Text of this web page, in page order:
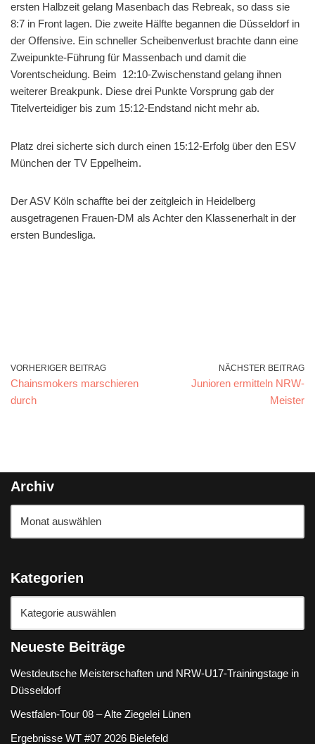
ersten Halbzeit gelang Masenbach das Rebreak, so dass sie
8:7 in Front lagen. Die zweite Hälfte begannen die Düsseldorf in
der Offensive. Ein schneller Scheibenverlust brachte dann eine
Zweipunkte-Führung für Massenbach und damit die
Vorentscheidung. Beim 12:10-Zwischenstand gelang ihnen
weiterer Breakpunk. Diese drei Punkte Vorsprung gab der
Titelverteidiger bis zum 15:12-Endstand nicht mehr ab.
Platz drei sicherte sich durch einen 15:12-Erfolg über den ESV
München der TV Eppelheim.
Der ASV Köln schaffte bei der zeitgleich in Heidelberg
ausgetragenen Frauen-DM als Achter den Klassenerhalt in der
ersten Bundesliga.
VORHERIGER BEITRAG
Chainsmokers marschieren
durch
NÄCHSTER BEITRAG
Junioren ermitteln NRW-
Meister
Archiv
Kategorien
Neueste Beiträge
Westdeutsche Meisterschaften und NRW-U17-Trainingstage in
Düsseldorf
Westfalen-Tour 08 – Alte Ziegelei Lünen
Ergebnisse WT #07 2026 Bielefeld